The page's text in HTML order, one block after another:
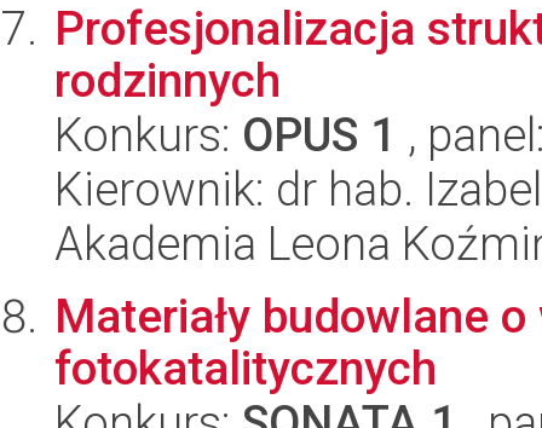
Profesjonalizacja
rodzinnych
Konkurs: OPUS 1 ,
Kierownik: dr hab.
Akademia Leona
Materiały budowlane
fotokatalitycznych